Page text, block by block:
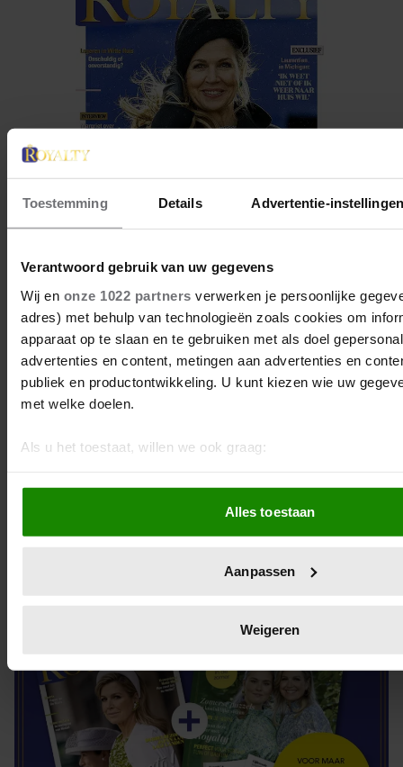
Toestemming Details Advertentie-instellingen
Verantwoord gebruik van uw gegevens
Wij en onze 1022 partners verwerken je persoonlijke
adres) met behulp van technologieën zoals cookies om
apparaat op te slaan en te gebruiken met als doel
advertenties en content, metingen aan advertenties en
publiek en productontwikkeling. U kunt kiezen wie uw
met welke doelen.
Als u het toestaat, willen we ook graag:
meter nauwkeurig kan zijn
Uw apparaat identificeren door het actief te scannen
eigenschappen (fingerprinting)
in. U kunt uw
functies voor social media te bieden en om ons
Ook delen we informatie over uw gebruik van onze site met
social media, adverteren en analyse. Deze partners kunnen
combineren met andere informatie die u aan ze heeft
verzameld op basis van uw gebruik van hun services. U
Alles toestaan
Aanpassen
Weigeren
DE NIEUWE ROYALTY
LIGT NU IN DE WINKEL
ABONNEREN
DIGITAAL LEZEN
LOS KOPEN